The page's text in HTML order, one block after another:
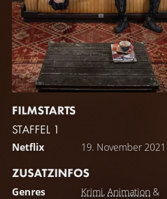
FILMSTARTS
STAFFEL 1
Netflix 19. November 2021
ZUSATZINFOS
Genres Krimi,Animation &